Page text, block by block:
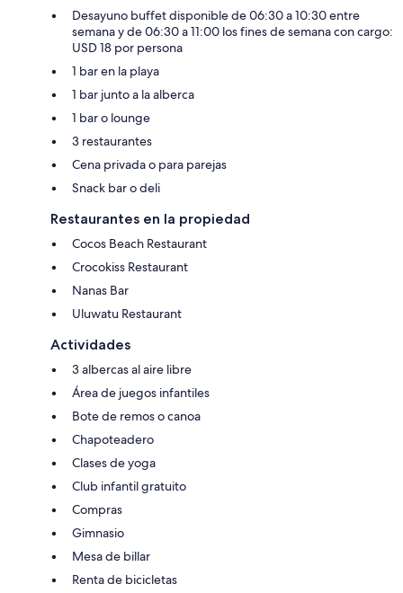
Desayuno buffet disponible de 06:30 a 10:30 entre
semana y de 06:30 a 11:00 los fines de semana con cargo:
USD 18 por persona
1 bar en la playa
1 bar junto a la alberca
1 bar o lounge
3 restaurantes
Cena privada o para parejas
Snack bar o deli
Restaurantes en la propiedad
Cocos Beach Restaurant
Crocokiss Restaurant
Nanas Bar
Uluwatu Restaurant
Actividades
3 albercas al aire libre
Área de juegos infantiles
Bote de remos o canoa
Chapoteadero
Clases de yoga
Club infantil gratuito
Compras
Gimnasio
Mesa de billar
Renta de bicicletas